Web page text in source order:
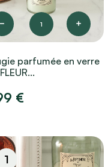
1
parfumée en verre
€
1